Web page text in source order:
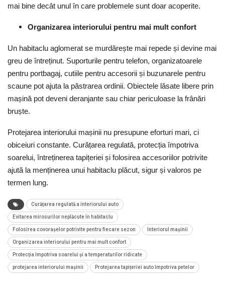
mai bine decât unul în care problemele sunt doar acoperite.
Organizarea interiorului pentru mai mult confort
Un habitaclu aglomerat se murdărește mai repede și devine mai
greu de întreținut. Suporturile pentru telefon, organizatoarele
pentru portbagaj, cutiile pentru accesorii și buzunarele pentru
scaune pot ajuta la păstrarea ordinii. Obiectele lăsate libere prin
mașină pot deveni deranjante sau chiar periculoase la frânări
bruște.
Protejarea interiorului mașinii nu presupune eforturi mari, ci
obiceiuri constante. Curățarea regulată, protecția împotriva
soarelui, întreținerea tapițeriei și folosirea accesoriilor potrivite
ajută la menținerea unui habitaclu plăcut, sigur și valoros pe
termen lung.
Curățarea regulată a interiorului auto
Evitarea mirosurilor neplăcute în habitaclu
Folosirea covorașelor potrivite pentru fiecare sezon Interiorul mașinii
Organizarea interiorului pentru mai mult confort
Protecția împotriva soarelui și a temperaturilor ridicate
protejarea interiorului mașinii Protejarea tapițeriei auto împotriva petelor